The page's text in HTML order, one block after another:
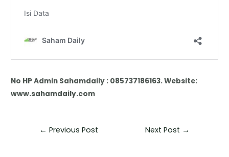
No HP Admin Sahamdaily : 085737186163. Website:
www.sahamdaily.com
← Previous Post Next Post →